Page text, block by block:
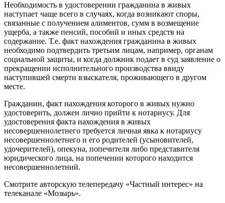
Необходимость в удостоверении гражданина в живых
наступает чаще всего в случаях, когда возникают споры,
связанные с получением алиментов, сумм в возмещение
ущерба, а также пенсий, пособий и иных средств на
содержание. Т.е. факт нахождения гражданина в живых
необходимо подтвердить третьим лицам, например, органам
социальной защиты, и когда должник подает в суд заявление о
прекращении исполнительного производства ввиду
наступившей смерти взыскателя, проживающего в другом
месте.
Гражданин, факт нахождения которого в живых нужно
удостоверить, должен лично прийти к нотариусу. Для
удостоверения факта нахождения в живых
несовершеннолетнего требуется личная явка к нотариусу
несовершеннолетнего и его родителей (усыновителей,
удочерителей), опекуна, попечителя либо представителя
юридического лица, на попечении которого находится
несовершеннолетний.
Смотрите авторскую телепередачу «Частный интерес» на
телеканале «Мозырь».